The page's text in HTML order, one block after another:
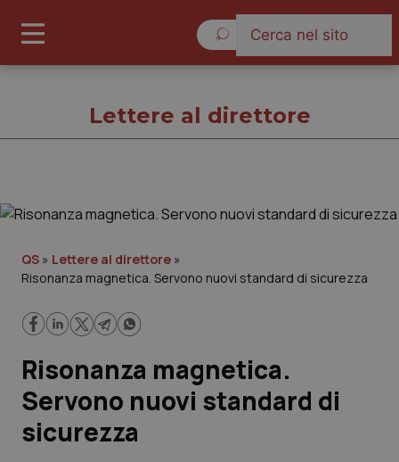
Cronache
Lavoro e Professioni
Scienza e Farmaci
Lettere al direttore
QS » Lettere al direttore »
Risonanza magnetica. Servono nuovi standard di sicurezza
Risonanza magnetica.
Servono nuovi standard di
sicurezza